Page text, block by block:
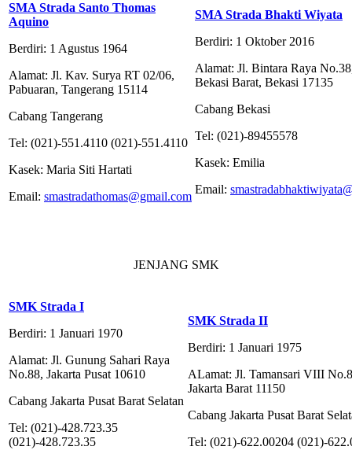
SMA Strada Santo Thomas
Aquino
Berdiri: 1 Agustus 1964
Alamat: Jl. Kav. Surya RT 02/06,
Pabuaran, Tangerang 15114
Cabang Tangerang
Tel: (021)-551.4110 (021)-551.4110
Kasek: Maria Siti Hartati
Email: smastradathomas@gmail.com
SMA Strada Bhakti Wiyata
Berdiri: 1 Oktober 2016
Alamat: Jl. Bintara Raya
Bekasi Barat, Bekasi 17135
Cabang Bekasi
Tel: (021)-89455578
Kasek: Emilia
Email:
JENJANG SMK
SMK Strada I
Berdiri: 1 Januari 1970
Alamat: Jl. Gunung Sahari Raya
No.88, Jakarta Pusat 10610
Cabang Jakarta Pusat Barat Selatan
Tel: (021)-428.723.35
(021)-428.723.35
SMK Strada II
Berdiri: 1 Januari 1975
ALamat: Jl. Tamansari VIII
Jakarta Barat 11150
Cabang Jakarta Pusat Barat
Tel: (021)-622.00204 (021)-